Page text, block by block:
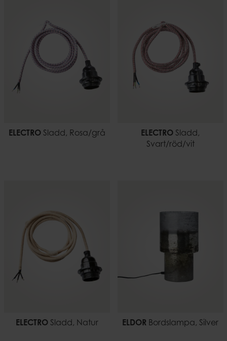
ELECTROSladd, Rosa/grå ELECTRO Sladd,
Svart/röd/vit
ELECTROSladd, Natur ELDOR Bordslampa, Silver